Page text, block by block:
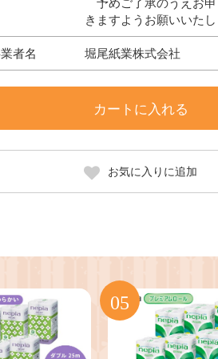
予めご了承のうえお申
きますようお願いいたし
者名 堀尾紙業株式会社
カートに入れる
お気に入りに追加